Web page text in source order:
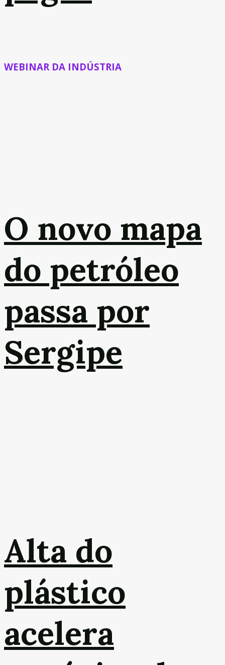
WEBINAR DA INDÚSTRIA
O novo mapa
do petróleo
passa por
Sergipe
Alta do
plástico
acelera